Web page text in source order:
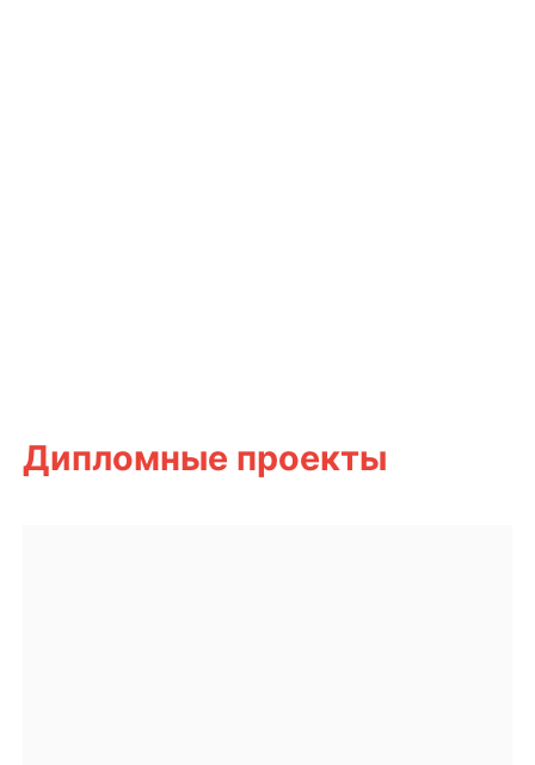
Дипломные проекты